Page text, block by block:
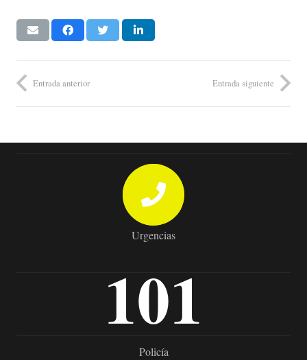
Entrada anterior Entrada siguiente
Urgencias
101
Policía